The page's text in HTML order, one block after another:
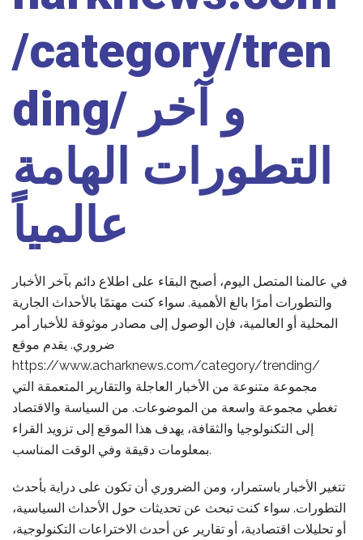
/category/tren
ding/ و آخر
التطورات الهامة
عالمياً
في عالمنا المتصل اليوم، أصبح البقاء على اطلاع دائم بآخر الأخبار
والتطورات أمرًا بالغ الأهمية. سواء كنت مهتمًا بالأحداث الجارية
المحلية أو العالمية، فإن الوصول إلى مصادر موثوقة للأخبار أمر
ضروري. يقدم موقع
https://www.acharknews.com/category/trending/
مجموعة متنوعة من الأخبار العاجلة والتقارير المتعمقة التي
تغطي مجموعة واسعة من الموضوعات. من السياسة والاقتصاد
إلى التكنولوجيا والثقافة، يهدف هذا الموقع إلى تزويد القراء
بمعلومات دقيقة وفي الوقت المناسب.
تتغير الأخبار باستمرار، ومن الضروري أن تكون على دراية بأحدث
التطورات. سواء كنت تبحث عن تحديثات حول الأحداث السياسية،
أو تحليلات اقتصادية، أو تقارير عن أحدث الاختراعات التكنولوجية،